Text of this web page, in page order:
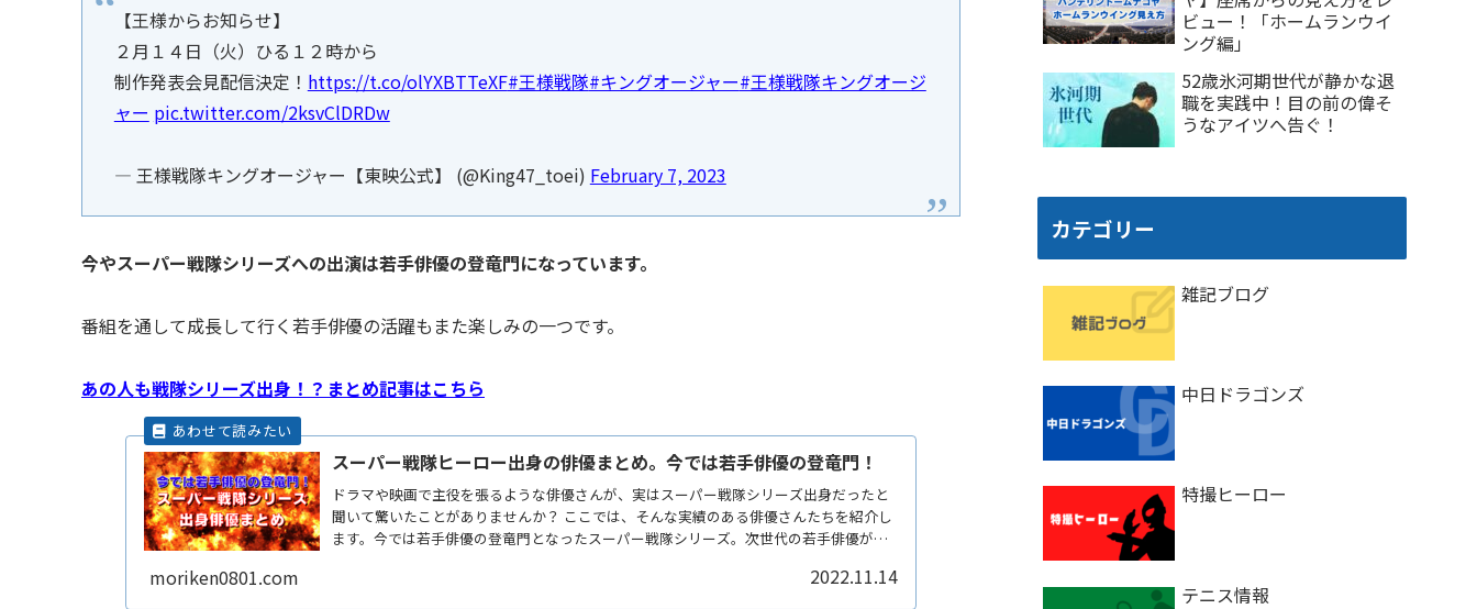
【王様からお知らせ】
２月１４日（火）ひる１２時から
制作発表会見配信決定！ https://t.co/olYXBTTeXF#王様戦隊#キングオージャー#王様戦隊キングオージ
ャー pic.twitter.com/2ksvClDRDw
— 王様戦隊キングオージャー【東映公式】 (@King47_toei) February 7, 2023
今やスーパー戦隊シリーズへの出演は若手俳優の登竜門になっています。
番組を通して成長して行く若手俳優の活躍もまた楽しみの一つです。
あの人も戦隊シリーズ出身！？まとめ記事はこちら
スーパー戦隊ヒーロー出身の俳優まとめ。今では若手俳優の登竜門！
ドラマや映画で主役を張るような俳優さんが、実はスーパー戦隊シリーズ出身だったと
聞いて驚いたことがありませんか？ ここでは、そんな実績のある俳優さんたちを紹介し
ます。今では若手俳優の登竜門となったスーパー戦隊シリーズ。次世代の若手俳優が新
moriken0801.com 2022.11.14
ビュー！「ホームランウイ
ング編」
52歳氷河期世代が静かな退
職を実践中！目の前の偉そ
うなアイツへ告ぐ！
カテゴリー
雑記ブログ
中日ドラゴンズ
特撮ヒーロー
テニス情報